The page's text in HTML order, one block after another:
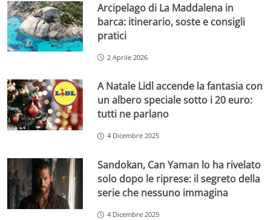
Arcipelago di La Maddalena in
barca: itinerario, soste e consigli
pratici
2 Aprile 2026
A Natale Lidl accende la fantasia con
un albero speciale sotto i 20 euro:
tutti ne parlano
4 Dicembre 2025
Sandokan, Can Yaman lo ha rivelato
solo dopo le riprese: il segreto della
serie che nessuno immagina
4 Dicembre 2025